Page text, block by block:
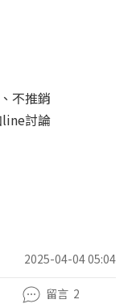
不推銷
討論
2025-04-04 05:04
留言 2